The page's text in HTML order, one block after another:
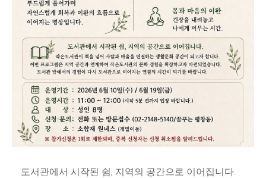
도서관에서 시작된 쉼, 지역의 공간으로 이어집니다.